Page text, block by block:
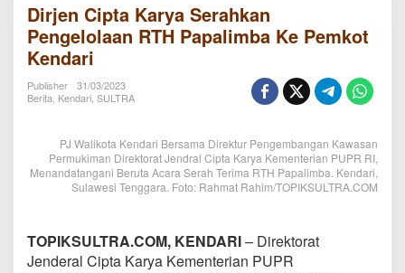
Karya
Serahkan
Pengelolaan
Dirjen Cipta Karya Serahkan
Pengelolaan RTH Papalimba Ke Pemkot
Kendari
Publisher
31/03/2023
Berita Kendari SULTRA
PJ Walikota Kendari Bersama Direktur Pengembangan Kawasan
Permukiman Direktorat Jendral Cipta Karya Kementerian PUPR RI,
Menandatangani Beruta Acara Serah Terima RTH Papalimba. Kendari,
Sulawesi Tenggara. Foto: Rahmat Rahim/TOPIKSULTRA.COM
TOPIKSULTRA.COM, KENDARI– Direktorat
Jenderal Cipta Karya Kementerian PUPR